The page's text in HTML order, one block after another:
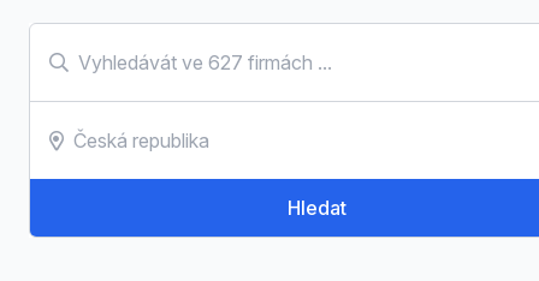
Hledat